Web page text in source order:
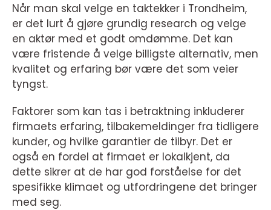
Når man skal velge en taktekker i Trondheim,
er det lurt å gjøre grundig research og velge
en aktør med et godt omdømme. Det kan
være fristende å velge billigste alternativ, men
kvalitet og erfaring bør være det som veier
tyngst.
Faktorer som kan tas i betraktning inkluderer
firmaets erfaring, tilbakemeldinger fra tidligere
kunder, og hvilke garantier de tilbyr. Det er
også en fordel at firmaet er lokalkjent, da
dette sikrer at de har god forståelse for det
spesifikke klimaet og utfordringene det bringer
med seg.